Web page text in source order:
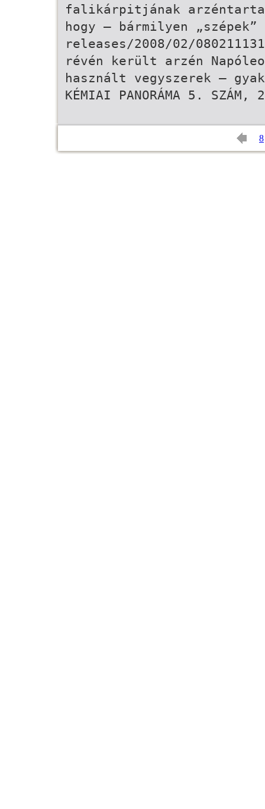
falikárpitjának
hogy – bármilyen
releases/2008/02/
révén került arzén
használt vegyszerek –
KÉMIAI PANORÁMA 5. SZÁM,
8